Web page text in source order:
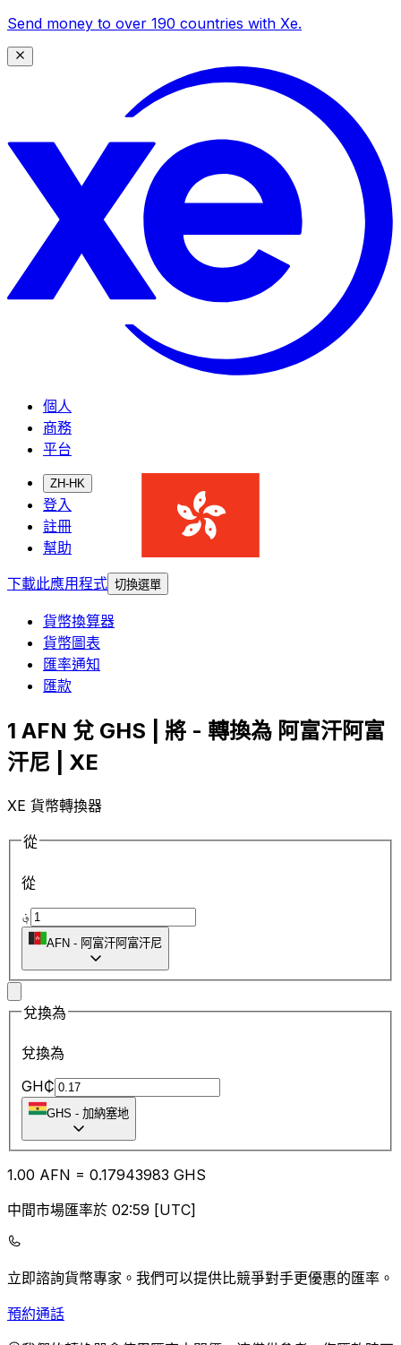
Send money to over 190 countries with Xe.
個人
商務
平台
ZH-HK
登入
註冊
幫助
下載此應用程式 切換選單
貨幣換算器
貨幣圖表
匯率通知
匯款
1 AFN 兌 GHS | 將 - 轉換為 阿富汗阿富
汗尼 | XE
XE 貨幣轉換器
從
從
؋
AFN - 阿富汗阿富汗尼
兌換為
兌換為
GH₵
GHS - 加納塞地
1.00 AFN = 0.17943983 GHS
中間市場匯率於 02:59 [UTC]
立即諮詢貨幣專家。 我們可以提供比競爭對手更優惠的匯率。
預約通話